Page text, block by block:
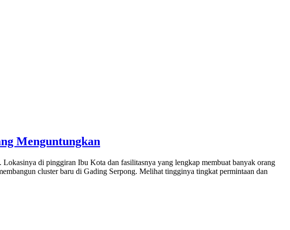
Menguntungkan
di pinggiran Ibu Kota dan fasilitasnya yang lengkap membuat banyak orang
cluster baru di Gading Serpong. Melihat tingginya tingkat permintaan dan